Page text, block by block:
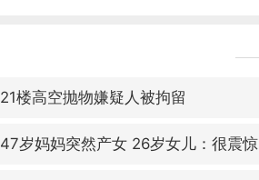
21楼高空抛物嫌疑人被拘留
47岁妈妈突然产女 26岁女儿：很震惊